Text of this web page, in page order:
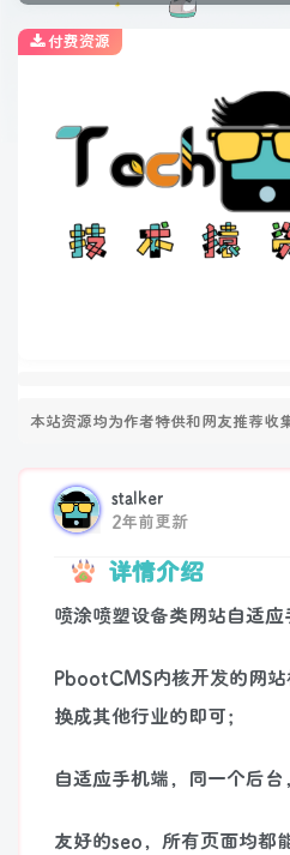
本站资源均为作者特供和网友推荐收
付费资源
stalker
2年前更新
详情介绍
喷涂喷塑设备类网站自适
PbootCMS内核开发的网
换成其他行业的即可；
自适应手机端，同一个后
友好的seo，所有页面均都